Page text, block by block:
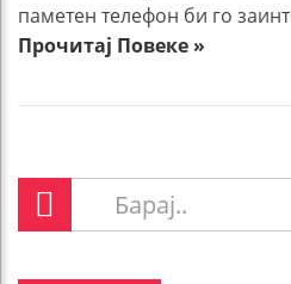
паметен телефон би го
Прочитај Повеке »